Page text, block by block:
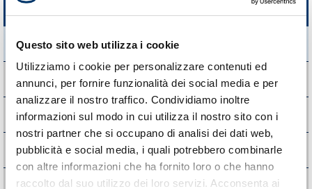
Questo sito web utilizza i cookie
Utilizziamo i cookie per personalizzare contenuti ed
annunci, per fornire funzionalità dei social media e per
analizzare il nostro traffico. Condividiamo inoltre
informazioni sul modo in cui utilizza il nostro sito con i
nostri partner che si occupano di analisi dei dati web,
pubblicità e social media, i quali potrebbero combinarle
con altre informazioni che ha fornito loro o che hanno
raccolto dal suo utilizzo dei loro servizi. Acconsenta ai
Atti Generali
Riferimenti normativi su organizzazione e attività
Atti amministrativi generali
Documenti di programmazione strategicogestionale
Statuti e leggi regionali
Codice disciplinare e codice di condotta